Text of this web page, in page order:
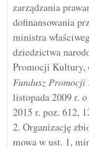
zarządzania
dofinansowania
ministra
dziedzictwa
Promocji Kultury,
Fundusz
listopada 2009 r.
2015 r. poz. 612,
2. Organizację
mowa w ust. 1,